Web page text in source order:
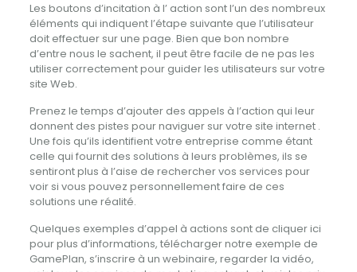
Les boutons d’incitation à l’ action sont l’un des nombreux
éléments qui indiquent l’étape suivante que l’utilisateur
doit effectuer sur une page. Bien que bon nombre
d’entre nous le sachent, il peut être facile de ne pas les
utiliser correctement pour guider les utilisateurs sur votre
site Web.
Prenez le temps d’ajouter des appels à l’action qui leur
donnent des pistes pour naviguer sur votre site internet .
Une fois qu’ils identifient votre entreprise comme étant
celle qui fournit des solutions à leurs problèmes, ils se
sentiront plus à l’aise de rechercher vos services pour
voir si vous pouvez personnellement faire de ces
solutions une réalité.
Quelques exemples d’appel à actions sont de cliquer ici
pour plus d’informations, télécharger notre exemple de
GamePlan, s’inscrire à un webinaire, regarder la vidéo,